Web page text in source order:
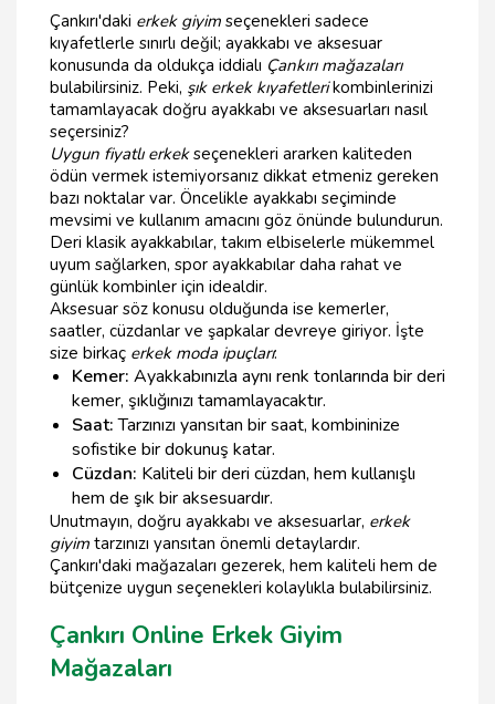
Çankırı'daki erkek giyim seçenekleri sadece
kıyafetlerle sınırlı değil; ayakkabı ve aksesuar
konusunda da oldukça iddialı Çankırı mağazaları
bulabilirsiniz. Peki, şık erkek kıyafetlerikombinlerinizi
tamamlayacak doğru ayakkabı ve aksesuarları nasıl
seçersiniz?
Uygun fiyatlı erkekseçenekleri ararken kaliteden
ödün vermek istemiyorsanız dikkat etmeniz gereken
bazı noktalar var. Öncelikle ayakkabı seçiminde
mevsimi ve kullanım amacını göz önünde bulundurun.
Deri klasik ayakkabılar, takım elbiselerle mükemmel
uyum sağlarken, spor ayakkabılar daha rahat ve
günlük kombinler için idealdir.
Aksesuar söz konusu olduğunda ise kemerler,
saatler, cüzdanlar ve şapkalar devreye giriyor. İşte
size birkaç erkek moda ipuçları:
Kemer: Ayakkabınızla aynı renk tonlarında bir deri
kemer, şıklığınızı tamamlayacaktır.
Saat:Tarzınızı yansıtan bir saat, kombininize
sofistike bir dokunuş katar.
Cüzdan: Kaliteli bir deri cüzdan, hem kullanışlı
hem de şık bir aksesuardır.
Unutmayın, doğru ayakkabı ve aksesuarlar, erkek
giyim tarzınızı yansıtan önemli detaylardır.
Çankırı'daki mağazaları gezerek, hem kaliteli hem de
bütçenize uygun seçenekleri kolaylıkla bulabilirsiniz.
Çankırı Online Erkek Giyim
Mağazaları